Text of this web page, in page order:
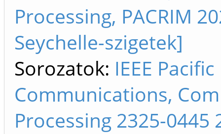
Processing, PACRIM
Seychelle-szigetek]
Sorozatok: IEEE
Communications,
Processing 2325-0445